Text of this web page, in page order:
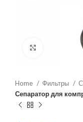
Home Фильтры
Сепаратор для